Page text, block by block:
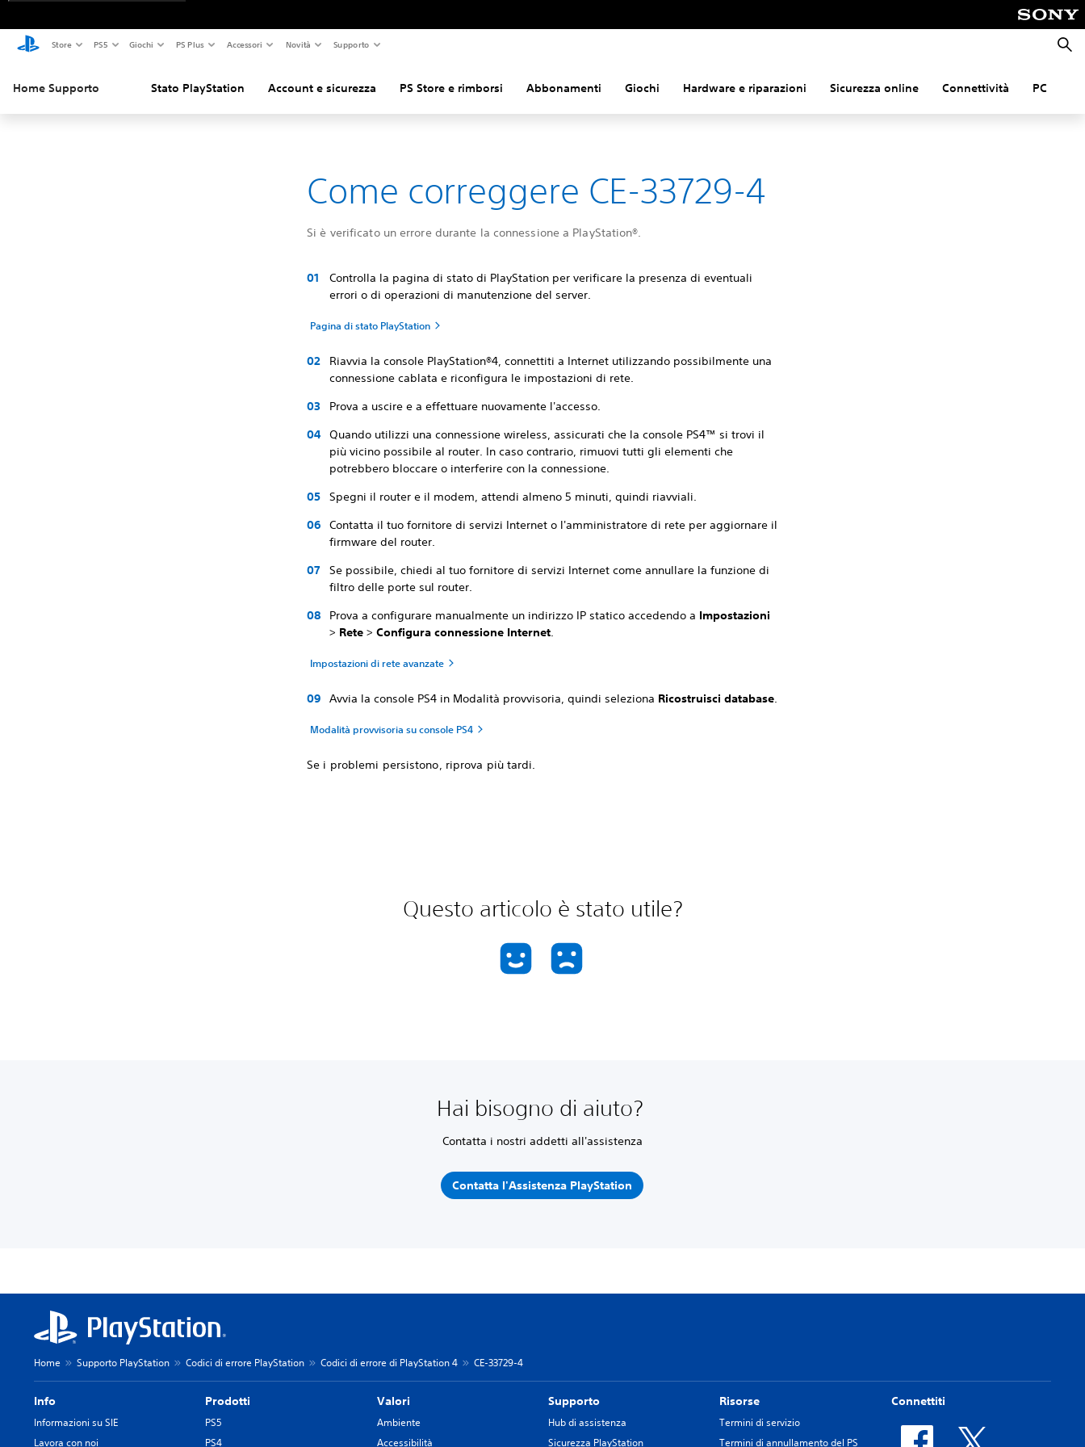
Store PS5 Giochi PS Plus Accessori Novità Supporto
Cerca
Home Supporto Stato PlayStation Account e sicurezza PS Store e rimborsi Abbonamenti Giochi Hardware e riparazioni Sicurezza online Connettività PC
Come correggere CE-33729-4
Si è verificato un errore durante la connessione a PlayStation®.
Controlla la pagina di stato di PlayStation per verificare la presenza di eventuali
errori o di operazioni di manutenzione del server.
Pagina di stato PlayStation
Riavvia la console PlayStation®4, connettiti a Internet utilizzando possibilmente una
connessione cablata e riconfigura le impostazioni di rete.
Prova a uscire e a effettuare nuovamente l'accesso.
Quando utilizzi una connessione wireless, assicurati che la console PS4™ si trovi il
più vicino possibile al router. In caso contrario, rimuovi tutti gli elementi che
potrebbero bloccare o interferire con la connessione.
Spegni il router e il modem, attendi almeno 5 minuti, quindi riavviali.
Contatta il tuo fornitore di servizi Internet o l'amministratore di rete per aggiornare il
firmware del router.
Se possibile, chiedi al tuo fornitore di servizi Internet come annullare la funzione di
filtro delle porte sul router.
Prova a configurare manualmente un indirizzo IP statico accedendo a Impostazioni
> Rete >Configura connessione Internet.
Impostazioni di rete avanzate
Avvia la console PS4 in Modalità provvisoria, quindi seleziona Ricostruisci database.
Modalità provvisoria su console PS4
Se i problemi persistono, riprova più tardi.
Questo articolo è stato utile?
Hai bisogno di aiuto?
Contatta i nostri addetti all'assistenza
Contatta l'Assistenza PlayStation
Home Supporto PlayStation Codici di errore PlayStation Codici di errore di PlayStation 4 CE-33729-4
Info
Informazioni su SIE
Lavora con noi
Prodotti
PS5
PS4
Valori
Ambiente
Accessibilità
Supporto
Hub di assistenza
Sicurezza PlayStation
Risorse
Termini di servizio
Termini di annullamento del PS
Connettiti